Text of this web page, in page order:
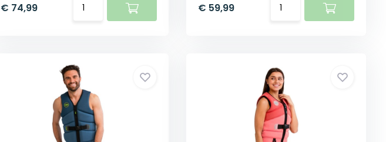
€ 74,99 € 59,99